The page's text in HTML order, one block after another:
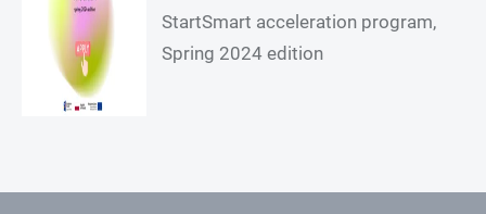
StartSmart acceleration program,
Spring 2024 edition